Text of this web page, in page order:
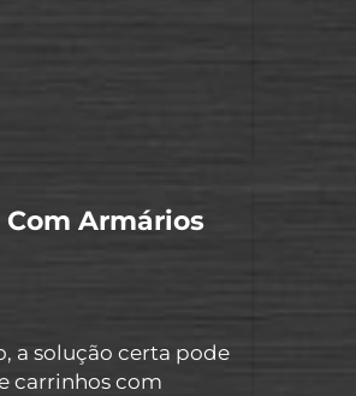
Armários
a solução certa pode
carrinhos com